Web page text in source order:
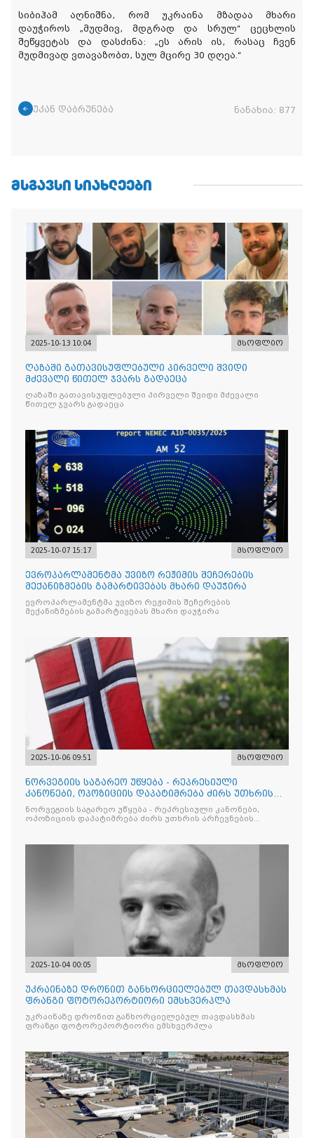
სიბიჰამ აღნიშნა, რომ უკრაინა მზადაა მხარი
დაუჭიროს „მუდმივ, მდგრად და სრულ“ ცეცხლის
შეწყვეტას და დასძინა: „ეს არის ის, რასაც ჩვენ
მუდმივად ვთავაზობთ, სულ მცირე 30 დღეა.“
უკან დაბრუნება ნანახია: 877
ᲛᲡᲒᲐᲕᲡᲘ ᲡᲘᲐᲮᲚᲔᲔᲑᲘ
2025-10-13 10:04 მსოფლიო
ღაზაში გათავისუფლებული პირველი შვიდი
მძევალი წითელ ჯვარს გადაეცა
ღაზაში გათავისუფლებული პირველი შვიდი მძევალი
წითელ ჯვარს გადაეცა
2025-10-07 15:17 მსოფლიო
ევროპარლამენტმა უვიზო რეჟიმის შეჩერების
მექანიზმების გამარტივებას მხარი დაუჭირა
ევროპარლამენტმა უვიზო რეჟიმის შეჩერების
მექანიზმების გამარტივებას მხარი დაუჭირა
2025-10-06 09:51 მსოფლიო
ნორვეგიის საგარეო უწყება - რეპრესიული
კანონები, ოპოზიციის დაპატიმრება ძირს უთხრის
არჩევნების ნდობას
ნორვეგიის საგარეო უწყება - რეპრესიული კანონები,
ოპოზიციის დაპატიმრება ძირს უთხრის არჩევნების
2025-10-04 00:05 მსოფლიო
უკრაინაზე დრონით განხორციელებულ თავდასხმას
ფრანგი ფოტორეპორტიორი ემსხვერპლა
უკრაინაზე დრონით განხორციელებულ თავდასხმას
ფრანგი ფოტორეპორტიორი ემსხვერპლა